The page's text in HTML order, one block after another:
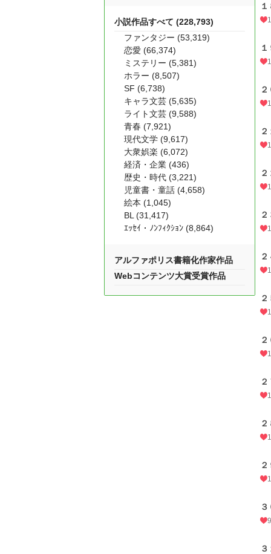
１
１
２
２
２
２
２
２
２
２
２
２
３
３
小説作品すべて (228,793)
ファンタジー (53,319)
恋愛 (66,374)
ミステリー (5,381)
ホラー (8,507)
SF (6,738)
キャラ文芸 (5,635)
ライト文芸 (9,588)
青春 (7,921)
現代文学 (9,617)
大衆娯楽 (6,072)
経済・企業 (436)
歴史・時代 (3,221)
児童書・童話 (4,658)
絵本 (1,045)
BL (31,417)
ｴｯｾｲ・ﾉﾝﾌｨｸｼｮﾝ (8,864)
アルファポリス書籍化作家作品
Webコンテンツ大賞受賞作品